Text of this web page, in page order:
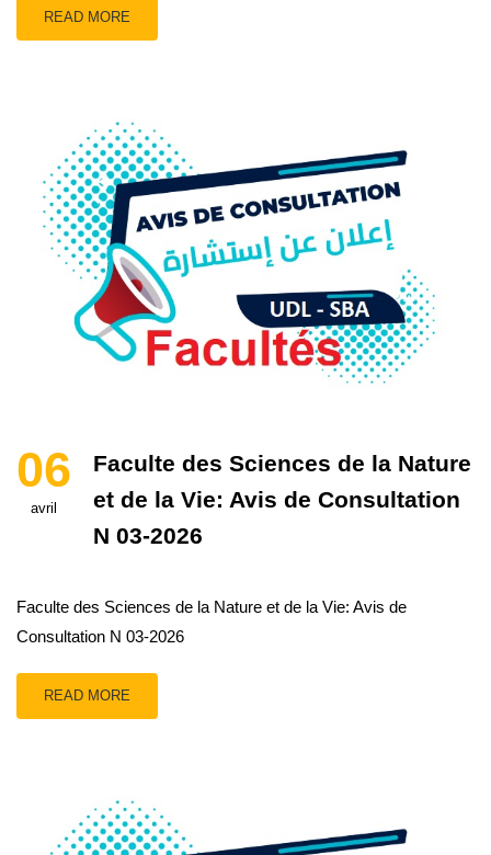
READ MORE
06
avril
Faculte des Sciences de la Nature
et de la Vie: Avis de Consultation
N 03-2026
Faculte des Sciences de la Nature et de la Vie: Avis de
Consultation N 03-2026
READ MORE